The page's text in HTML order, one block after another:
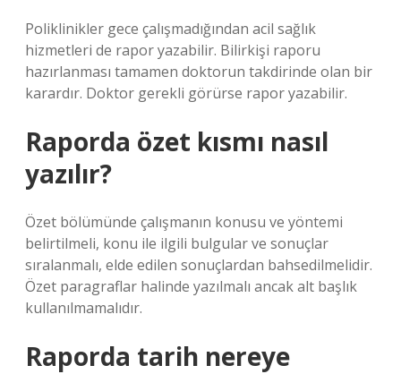
Poliklinikler gece çalışmadığından acil sağlık
hizmetleri de rapor yazabilir. Bilirkişi raporu
hazırlanması tamamen doktorun takdirinde olan bir
karardır. Doktor gerekli görürse rapor yazabilir.
Raporda özet kısmı nasıl
yazılır?
Özet bölümünde çalışmanın konusu ve yöntemi
belirtilmeli, konu ile ilgili bulgular ve sonuçlar
sıralanmalı, elde edilen sonuçlardan bahsedilmelidir.
Özet paragraflar halinde yazılmalı ancak alt başlık
kullanılmamalıdır.
Raporda tarih nereye